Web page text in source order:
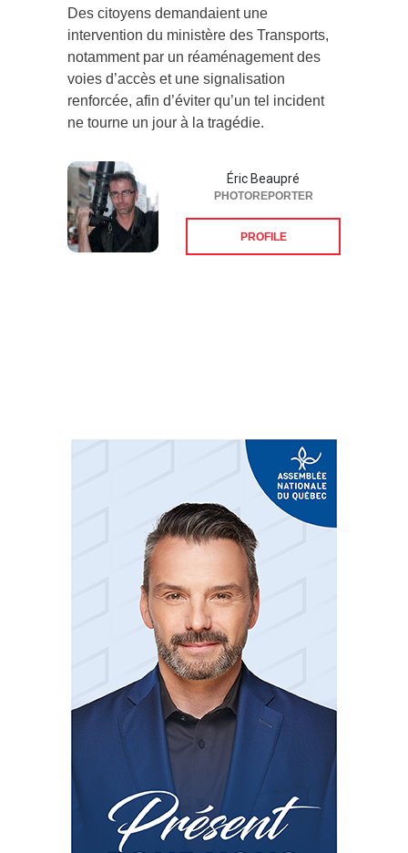
Des citoyens demandaient une
intervention du ministère des Transports,
notamment par un réaménagement des
voies d’accès et une signalisation
renforcée, afin d’éviter qu’un tel incident
ne tourne un jour à la tragédie.
Éric Beaupré
PHOTOREPORTER
PROFILE